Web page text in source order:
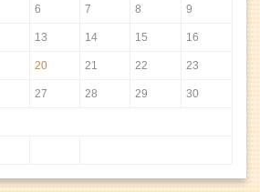
6 7 8 9
13 14 15 16
20 21 22 23
27 28 29 30